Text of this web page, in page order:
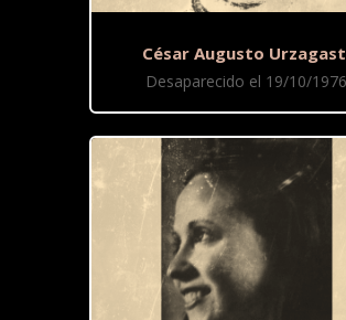
César Augusto
Desaparecido el 19/10/1976